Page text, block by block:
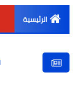
الرئيسية
للتربح